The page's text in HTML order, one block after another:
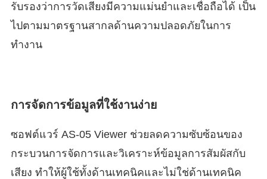
รับรองว่าการวัดเสียงมีความแม่นยำและเชื่อถือได้ เป็น
ไปตามมาตรฐานสากลด้านความปลอดภัยในการ
ทำงาน
การจัดการข้อมูลที่ใช้งานง่าย
ซอฟต์แวร์ AS-05 Viewer ช่วยลดความซับซ้อนของ
กระบวนการจัดการและวิเคราะห์ข้อมูลการสัมผัสกับ
เสียง ทำให้ผู้ใช้ทั้งด้านเทคนิคและไม่ใช่ด้านเทคนิค